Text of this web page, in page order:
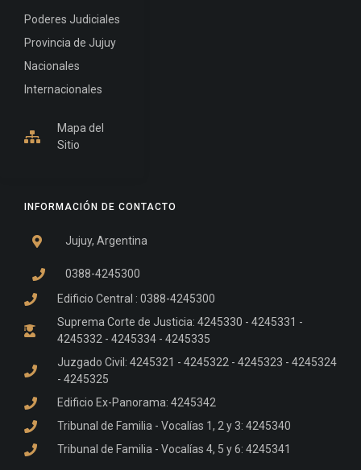
INFORMACIÓN DE CONTACTO
Jujuy, Argentina
0388-4245300
Edificio Central : 0388-4245300
Suprema Corte de Justicia: 4245330 - 4245331 -
4245332 - 4245334 - 4245335
Juzgado Civil: 4245321 - 4245322 - 4245323 - 4245324
- 4245325
Edificio Ex-Panorama: 4245342
Tribunal de Familia - Vocalías 1, 2 y 3: 4245340
Tribunal de Familia - Vocalías 4, 5 y 6: 4245341
Poderes Judiciales
Provincia de Jujuy
Nacionales
Internacionales
Mapa del
Sitio